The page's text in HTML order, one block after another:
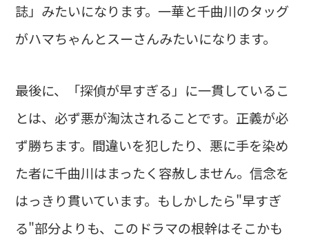
誌」みたいになります。一華と千曲川のタッグ
がハマちゃんとスーさんみたいになります。
最後に、「探偵が早すぎる」に一貫しているこ
とは、必ず悪が淘汰されることです。正義が必
ず勝ちます。間違いを犯したり、悪に手を染め
た者に千曲川はまったく容赦しません。信念を
はっきり貫いています。もしかしたら"早すぎ
る"部分よりも、このドラマの根幹はそこかも